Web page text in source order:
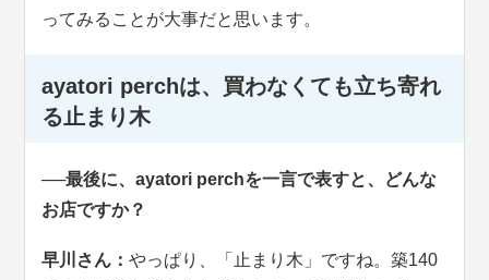
ってみることが大事だと思います。
ayatori perchは、買わなくても立ち寄れ
る止まり木
──最後に、ayatori perchを一言で表すと、どんな
お店ですか？
早川さん：やっぱり、「止まり木」ですね。築140